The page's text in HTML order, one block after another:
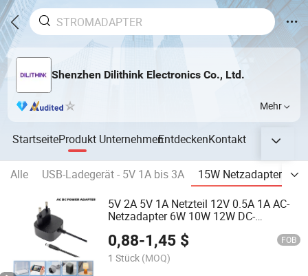
Shenzhen Dilithink Electronics Co., Ltd.
Mehr
StartseiteProdukt UnternehmenEntdeckenKontakt
Alle USB-Ladegerät - 5V 1A bis 3A 15W Netzadapter
5V 2A 5V 1A Netzteil 12V 0.5A 1A AC-
Netzadapter 6W 10W 12W DC-
GS Ukca PSE UL cUL FCC C-Tick SAA
RoHS AC-Adapter
0,88-1,45 $ FOB
1 Stück (MOQ)